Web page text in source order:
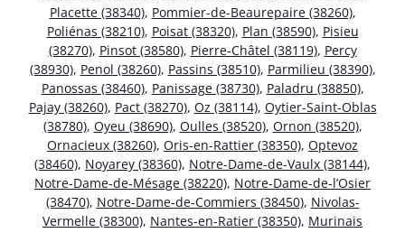
Placette (38340), Pommier-de-Beaurepaire (38260),
Poliénas (38210), Poisat (38320), Plan (38590), Pisieu
(38270), Pinsot (38580), Pierre-Châtel (38119), Percy
(38930), Penol (38260), Passins (38510), Parmilieu (38390),
Panossas (38460), Panissage (38730), Paladru (38850),
Pajay (38260), Pact (38270), Oz (38114), Oytier-Saint-Oblas
(38780), Oyeu (38690), Oulles (38520), Ornon (38520),
Ornacieux (38260), Oris-en-Rattier (38350), Optevoz
(38460), Noyarey (38360), Notre-Dame-de-Vaulx (38144),
Notre-Dame-de-Mésage (38220), Notre-Dame-de-l’Osier
(38470), Notre-Dame-de-Commiers (38450), Nivolas-
Vermelle (38300), Nantes-en-Ratier (38350), Murinais